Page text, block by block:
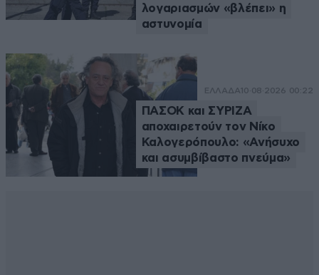
λογαριασμών «βλέπει» η
αστυνομία
ΕΛΛΑΔΑ 10·08·2026 00:22
ΠΑΣΟΚ και ΣΥΡΙΖΑ
αποχαιρετούν τον Νίκο
Καλογερόπουλο: «Ανήσυχο
και ασυμβίβαστο πνεύμα»